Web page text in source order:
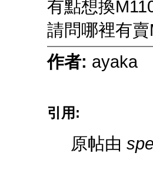
有點想換
請問哪裡有
作者: ayaka
引用:
原帖由